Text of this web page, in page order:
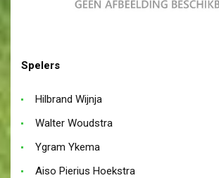
Spelers
Hilbrand Wijnja
Walter Woudstra
Ygram Ykema
Aiso Pierius Hoekstra